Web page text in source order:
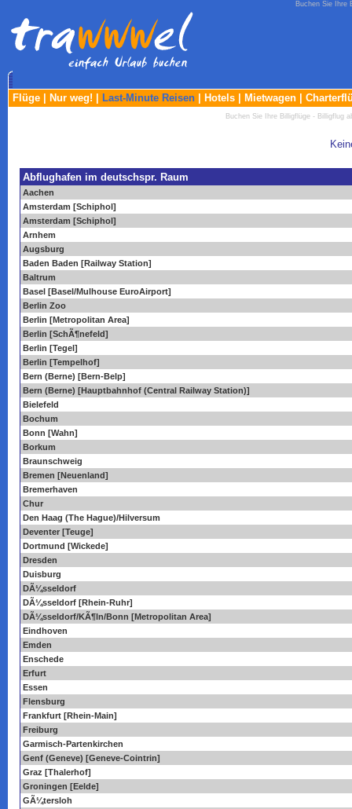
Buchen Sie Ihre
Flüge Nur weg! Last-Minute Reisen Hotels Mietwagen
Buchen Sie Ihre Billigflüge - Billigflug
Abflughafen im deutschspr. Raum
Aachen
Amsterdam [Schiphol]
Amsterdam [Schiphol]
Arnhem
Augsburg
Baden Baden [Railway Station]
Baltrum
Basel [Basel/Mulhouse EuroAirport]
Berlin Zoo
Berlin [Metropolitan Area]
Berlin [SchÃ¶nefeld]
Berlin [Tegel]
Berlin [Tempelhof]
Bern (Berne) [Bern-Belp]
Bern (Berne) [Hauptbahnhof (Central Railway Station)]
Bielefeld
Bochum
Bonn [Wahn]
Borkum
Braunschweig
Bremen [Neuenland]
Bremerhaven
Chur
Den Haag (The Hague)/Hilversum
Deventer [Teuge]
Dortmund [Wickede]
Dresden
Duisburg
DÃ¼sseldorf
DÃ¼sseldorf [Rhein-Ruhr]
DÃ¼sseldorf/KÃ¶ln/Bonn [Metropolitan Area]
Eindhoven
Emden
Enschede
Erfurt
Essen
Flensburg
Frankfurt [Rhein-Main]
Freiburg
Garmisch-Partenkirchen
Genf (Geneve) [Geneve-Cointrin]
Graz [Thalerhof]
Groningen [Eelde]
GÃ¼tersloh